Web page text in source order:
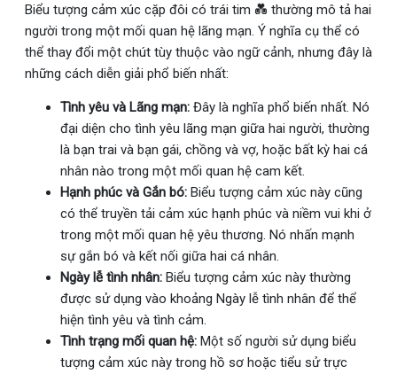
Biểu tượng cảm xúc cặp đôi có trái tim 💑 thường mô tả hai
người trong một mối quan hệ lãng mạn. Ý nghĩa cụ thể có
thể thay đổi một chút tùy thuộc vào ngữ cảnh, nhưng đây là
những cách diễn giải phổ biến nhất:
Tình yêu và Lãng mạn: Đây là nghĩa phổ biến nhất. Nó
đại diện cho tình yêu lãng mạn giữa hai người, thường
là bạn trai và bạn gái, chồng và vợ, hoặc bất kỳ hai cá
nhân nào trong một mối quan hệ cam kết.
Hạnh phúc và Gắn bó: Biểu tượng cảm xúc này cũng
có thể truyền tải cảm xúc hạnh phúc và niềm vui khi ở
trong một mối quan hệ yêu thương. Nó nhấn mạnh
sự gắn bó và kết nối giữa hai cá nhân.
Ngày lễ tình nhân: Biểu tượng cảm xúc này thường
được sử dụng vào khoảng Ngày lễ tình nhân để thể
hiện tình yêu và tình cảm.
Tình trạng mối quan hệ: Một số người sử dụng biểu
tượng cảm xúc này trong hồ sơ hoặc tiểu sử trực